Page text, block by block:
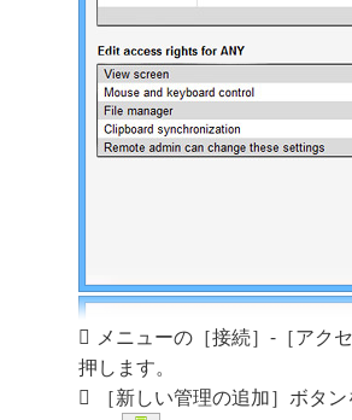
メニューの［接続］-［アク
押します。
［新しい管理の追加］ボタ